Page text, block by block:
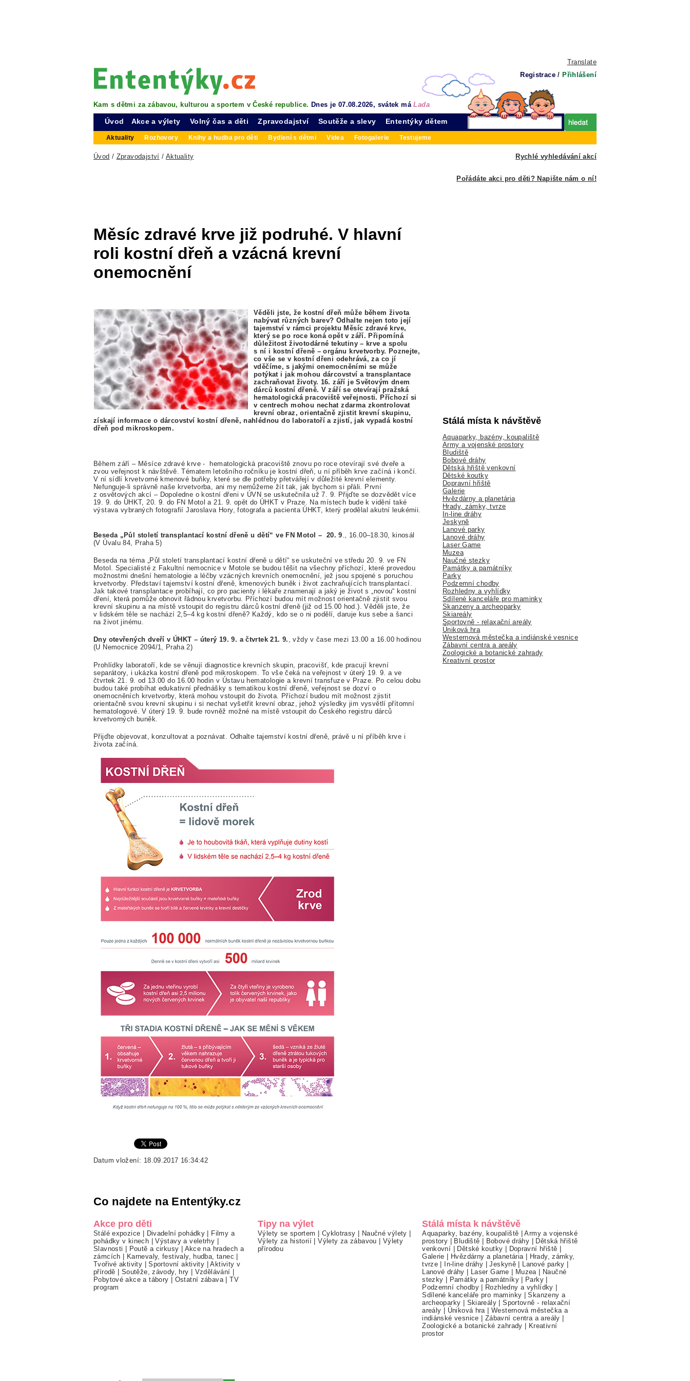
Translate
Registrace / Přihlášení
Kam s dětmi za zábavou, kulturou a sportem v České republice. Dnes je 07.08.2026, svátek máLada
Úvod Akce a výlety Volný čas a děti Zpravodajství
Aktuality Rozhovory Knihy a hudba pro děti Bydlení s dětmi Videa Fotogalerie Testujeme
Soutěže a slevy Ententýky dětem
Rychlé vyhledávání akcí
Úvod / Zpravodajství / Aktuality
Pořádáte akci pro děti? Napište nám o ní!
Měsíc zdravé krve již podruhé. V hlavní
roli kostní dřeň a vzácná krevní
onemocnění
Věděli jste, že kostní dřeň může během života
nabývat různých barev? Odhalte nejen toto její
tajemství v rámci projektu Měsíc zdravé krve,
který se po roce koná opět v září. Připomíná
důležitost životodárné tekutiny – krve a spolu
s ní i kostní dřeně – orgánu krvetvorby. Poznejte,
co vše se v kostní dřeni odehrává, za co jí
vděčíme, s jakými onemocněními se může
potýkat i jak mohou dárcovství a transplantace
zachraňovat životy. 16. září je Světovým dnem
dárců kostní dřeně. V září se otevírají pražská
hematologická pracoviště veřejnosti. Příchozí si
v centrech mohou nechat zdarma zkontrolovat
krevní obraz, orientačně zjistit krevní skupinu,
získají informace o dárcovství kostní dřeně, nahlédnou do laboratoří a zjistí, jak vypadá kostní
dřeň pod mikroskopem.
Během září – Měsíce zdravé krve - hematologická pracoviště znovu po roce otevírají své dveře a
zvou veřejnost k návštěvě. Tématem letošního ročníku je kostní dřeň, u ní příběh krve začíná i končí.
V ní sídlí krvetvorné kmenové buňky, které se dle potřeby přetvářejí v důležité krevní elementy.
Nefunguje-li správně naše krvetvorba, ani my nemůžeme žít tak, jak bychom si přáli. První
z osvětových akcí – Dopoledne o kostní dřeni v ÚVN se uskutečnila už 7. 9. Přijďte se dozvědět více
19. 9. do ÚHKT, 20. 9. do FN Motol a 21. 9. opět do ÚHKT v Praze. Na místech bude k vidění také
výstava vybraných fotografií Jaroslava Hory, fotografa a pacienta ÚHKT, který prodělal akutní leukémii.
Beseda „Půl století transplantací kostní dřeně u dětí“ ve FN Motol – 20. 9 ., 16.00–18.30, kinosál
(V Úvalu 84, Praha 5)
Beseda na téma „Půl století transplantací kostní dřeně u dětí“ se uskuteční ve středu 20. 9. ve FN
Motol. Specialisté z Fakultní nemocnice v Motole se budou těšit na všechny příchozí, které provedou
možnostmi dnešní hematologie a léčby vzácných krevních onemocnění, jež jsou spojené s poruchou
krvetvorby. Představí tajemství kostní dřeně, kmenových buněk i život zachraňujících transplantací.
Jak takové transplantace probíhají, co pro pacienty i lékaře znamenají a jaký je život s „novou“ kostní
dření, která pomůže obnovit řádnou krvetvorbu. Příchozí budou mít možnost orientačně zjistit svou
krevní skupinu a na místě vstoupit do registru dárců kostní dřeně (již od 15.00 hod.). Věděli jste, že
v lidském těle se nachází 2,5–4 kg kostní dřeně? Každý, kdo se o ni podělí, daruje kus sebe a šanci
na život jinému.
Dny otevřených dveří v ÚHKT – úterý 19. 9. a čtvrtek 21. 9. , vždy v čase mezi 13.00 a 16.00 hodinou
(U Nemocnice 2094/1, Praha 2)
Prohlídky laboratoří, kde se věnují diagnostice krevních skupin, pracovišť, kde pracují krevní
separátory, i ukázka kostní dřeně pod mikroskopem. To vše čeká na veřejnost v úterý 19. 9. a ve
čtvrtek 21. 9. od 13.00 do 16.00 hodin v Ústavu hematologie a krevní transfuze v Praze. Po celou dobu
budou také probíhat edukativní přednášky s tematikou kostní dřeně, veřejnost se dozví o
onemocněních krvetvorby, která mohou vstoupit do života. Příchozí budou mít možnost zjistit
orientačně svou krevní skupinu i si nechat vyšetřit krevní obraz, jehož výsledky jim vysvětlí přítomní
hematologové. V úterý 19. 9. bude rovněž možné na místě vstoupit do Českého registru dárců
krvetvorných buněk.
Přijďte objevovat, konzultovat a poznávat. Odhalte tajemství kostní dřeně, právě u ní příběh krve i
života začíná.
Datum vložení: 18.09.2017 16:34:42
Stálá místa k návštěvě
Aquaparky, bazény, koupaliště
Army a vojenské prostory
Bludiště
Bobové dráhy
Dětská hřiště venkovní
Dětské koutky
Dopravní hřiště
Galerie
Hvězdárny a planetária
Hrady, zámky, tvrze
In-line dráhy
Jeskyně
Lanové parky
Lanové dráhy
Laser Game
Muzea
Naučné stezky
Památky a památníky
Parky
Podzemní chodby
Rozhledny a vyhlídky
Sdílené kanceláře pro maminky
Skanzeny a archeoparky
Skiareály
Sportovně - relaxační areály
Úniková hra
Westernová městečka a indiánské vesnice
Zábavní centra a areály
Zoologické a botanické zahrady
Kreativní prostor
Co najdete na Ententýky.cz
Akce pro děti
Stálé expozice Divadelní pohádky
Filmy a
pohádky v kinech |Výstavy a veletrhy
Slavnosti
Poutě a cirkusy
Akce na hradech a
zámcích
Karnevaly, festivaly, hudba, tanec
Tvořivé aktivity |Sportovní aktivity |Aktivity v
přírodě
Soutěže, závody, hry Vzdělávání
Pobytové akce a tábory
Ostatní zábava|TV
program
Tipy na výlet
Výlety se sportem Cyklotrasy Naučné výlety
Výlety za historií |Výlety za zábavou
Výlety
přírodou
Stálá místa k návštěvě
Aquaparky, bazény, koupaliště |Army a vojenské
prostory
Bludiště Bobové dráhy
Dětská hřiště
venkovní
Dětské koutky Dopravní hřiště
Galerie
Hvězdárny a planetária|
Hrady, zámky,
tvrze
In-line dráhy |Jeskyně Lanové parky
Lanové dráhy
Laser Game Muzea|
Naučné
stezky
Památky a památníky| Parky
Podzemní chodby| Rozhledny a vyhlídky
Sdílené kanceláře pro maminky |Skanzeny a
archeoparky
Skiareály |Sportovně - relaxační
areály
Úniková hra|Westernová městečka a
indiánské vesnice
Zábavní centra a areály
Zoologické a botanické zahrady
Kreativní
prostor